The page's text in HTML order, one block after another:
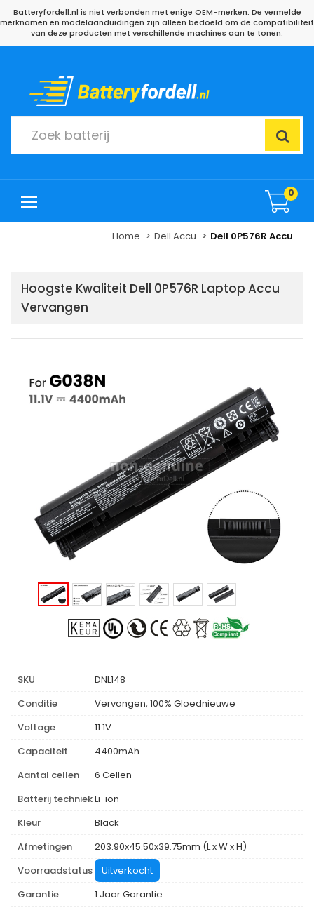
Batteryfordell.nl is niet verbonden met enige OEM-merken. De vermelde
merknamen en modelaanduidingen zijn alleen bedoeld om de compatibiliteit
van deze producten met verschillende machines aan te tonen.
0
Home Dell Accu Dell 0P576R Accu
Hoogste Kwaliteit Dell 0P576R Laptop Accu
Vervangen
SKU
DNL148
Conditie
Vervangen, 100% Gloednieuwe
Voltage
11.1V
Capaciteit
4400mAh
Aantal cellen
6 Cellen
Batterij techniekLi-ion
Kleur
Black
Afmetingen
203.90x45.50x39.75mm (L x W x H)
Voorraadstatus
Uitverkocht
Garantie
1 Jaar Garantie